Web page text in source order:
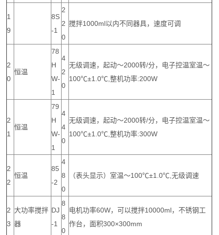
1
9
8S
-1
2
2
0
搅拌1000ml以内不同器具，速度可调
2
0
恒温
78
H
W-
1
4
2
0
无级调速，起动～2000转/分，电子控温室温～
100℃±1.0℃,整机功率:200W
2
1
恒温
79
H
W-
1
4
4
0
无级调速，起动～2000转/分，电子控温室温～
100℃±1.0℃,整机功率:300W
2
2
恒温
85
-2
4
8
0
（表头显示）室温～100℃±1.0℃,无级调速
2
3
大功率搅拌
器
DJ
-1
8
8
0
电机功率60W，可以搅拌10000ml，不锈钢工
作台，面积300×300mm